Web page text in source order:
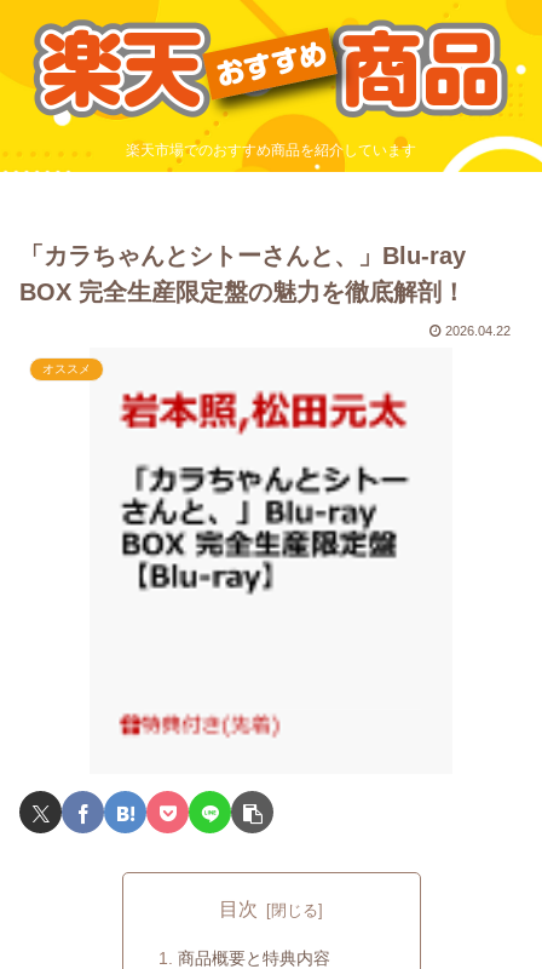
楽天市場でのおすすめ商品を紹介しています
「カラちゃんとシトーさんと、」Blu-ray
BOX 完全生産限定盤の魅力を徹底解剖！
2026.04.22
オススメ
目次
商品概要と特典内容